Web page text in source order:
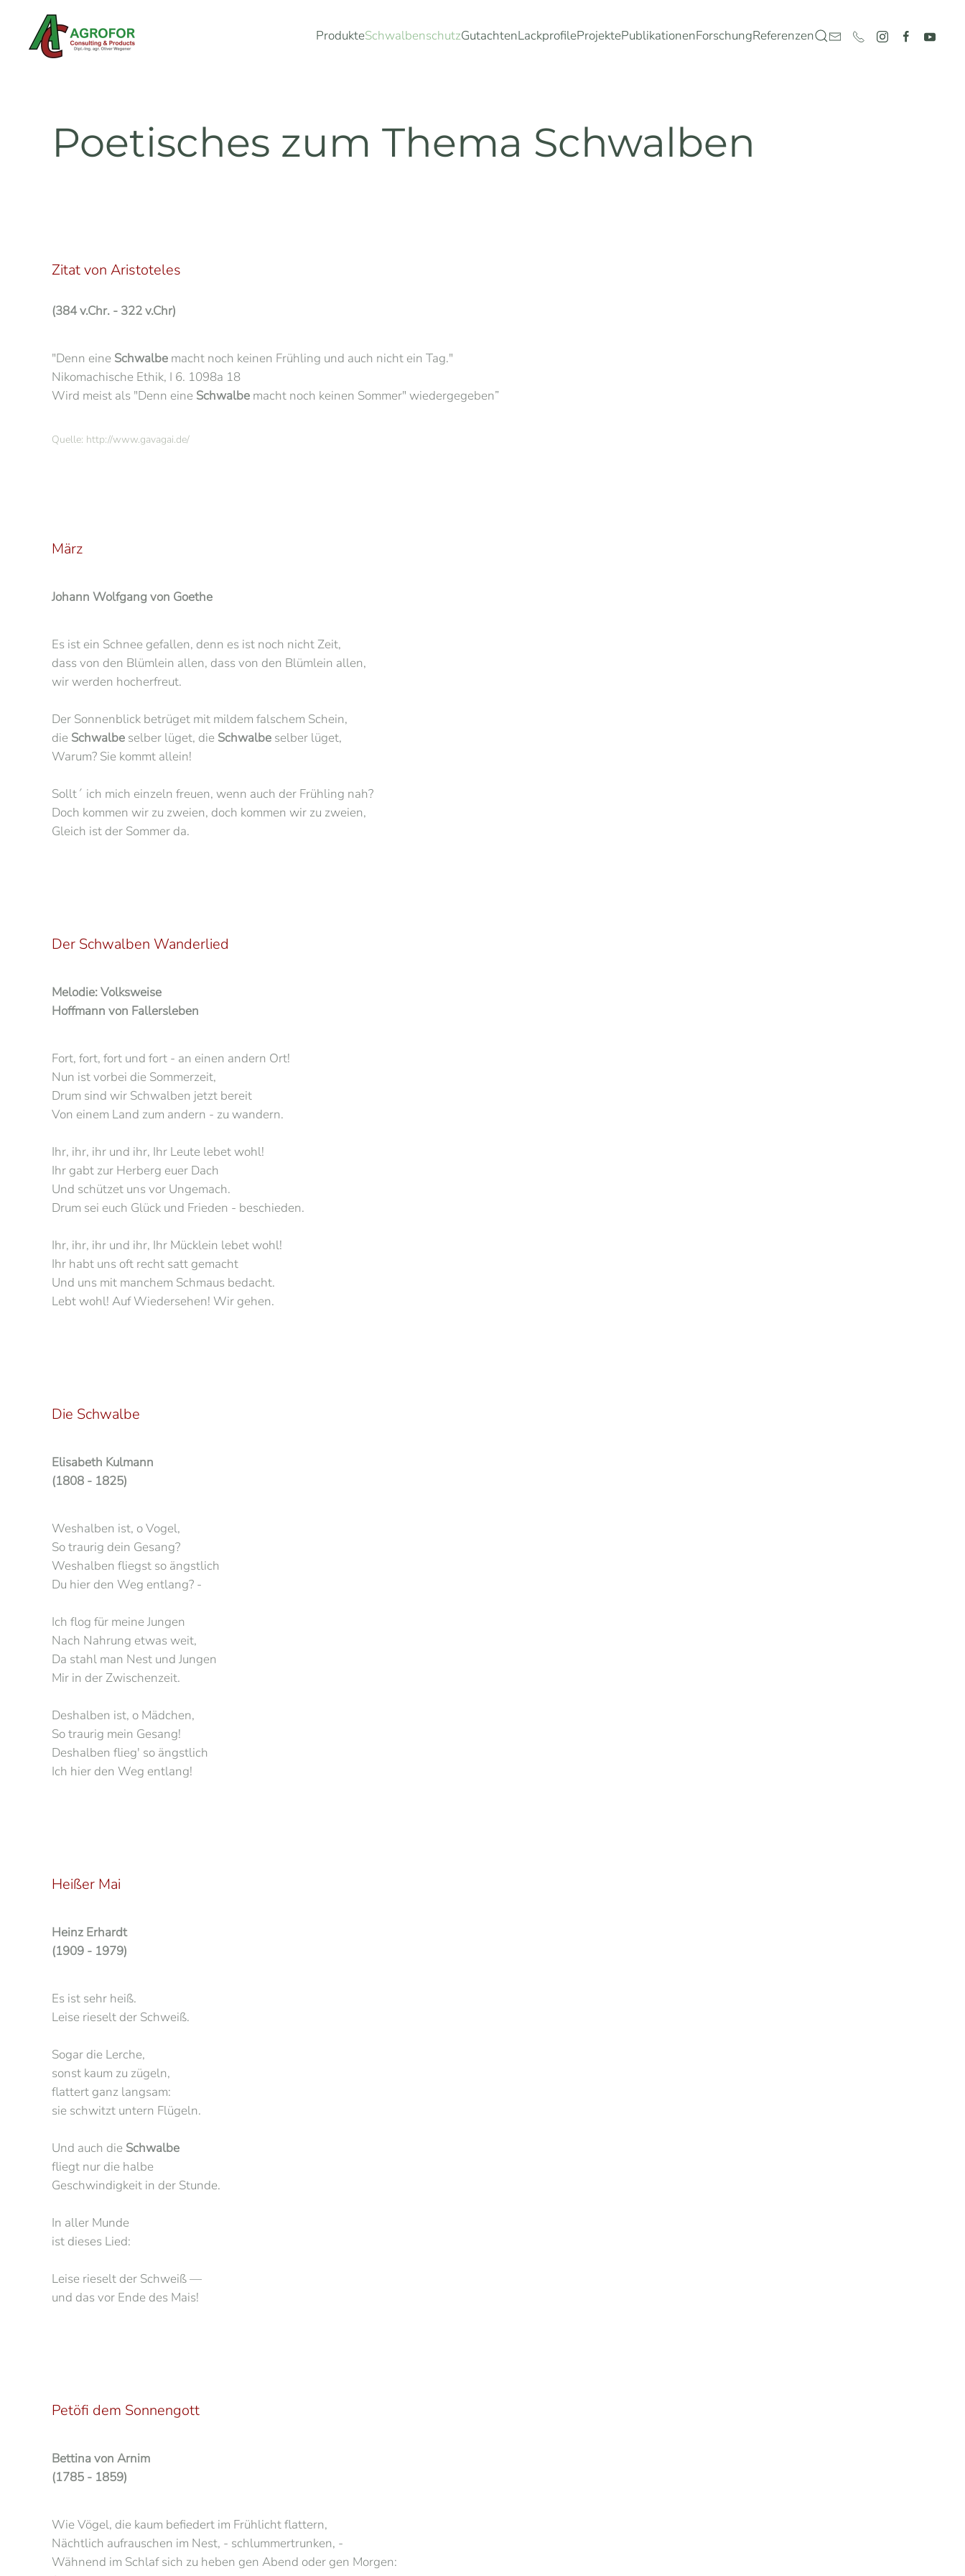
Skip to main content ProdukteSchwalbenschutzGutachtenLackprofileProjektePublikationenForschungReferenzen
Poetisches zum Thema Schwalben
Zitat von Aristoteles
(384 v.Chr. - 322 v.Chr)
"Denn eine Schwalbe macht noch keinen Frühling und auch nicht ein Tag."
Nikomachische Ethik, I 6. 1098a 18
Wird meist als "Denn eine Schwalbe macht noch keinen Sommer" wiedergegeben”
Quelle: http://www.gavagai.de/
März
Johann Wolfgang von Goethe
Es ist ein Schnee gefallen, denn es ist noch nicht Zeit,
dass von den Blümlein allen, dass von den Blümlein allen,
wir werden hocherfreut.
Der Sonnenblick betrüget mit mildem falschem Schein,
die Schwalbe selber lüget, die Schwalbe selber lüget,
Warum? Sie kommt allein!
Sollt´ ich mich einzeln freuen, wenn auch der Frühling nah?
Doch kommen wir zu zweien, doch kommen wir zu zweien,
Gleich ist der Sommer da.
Der Schwalben Wanderlied
Melodie: Volksweise
Hoffmann von Fallersleben
Fort, fort, fort und fort - an einen andern Ort!
Nun ist vorbei die Sommerzeit,
Drum sind wir Schwalben jetzt bereit
Von einem Land zum andern - zu wandern.
Ihr, ihr, ihr und ihr, Ihr Leute lebet wohl!
Ihr gabt zur Herberg euer Dach
Und schützet uns vor Ungemach.
Drum sei euch Glück und Frieden - beschieden.
Ihr, ihr, ihr und ihr, Ihr Mücklein lebet wohl!
Ihr habt uns oft recht satt gemacht
Und uns mit manchem Schmaus bedacht.
Lebt wohl! Auf Wiedersehen! Wir gehen.
Die Schwalbe
Elisabeth Kulmann
(1808 - 1825)
Weshalben ist, o Vogel,
So traurig dein Gesang?
Weshalben fliegst so ängstlich
Du hier den Weg entlang? -
Ich flog für meine Jungen
Nach Nahrung etwas weit,
Da stahl man Nest und Jungen
Mir in der Zwischenzeit.
Deshalben ist, o Mädchen,
So traurig mein Gesang!
Deshalben flieg' so ängstlich
Ich hier den Weg entlang!
Heißer Mai
Heinz Erhardt
(1909 - 1979)
Es ist sehr heiß.
Leise rieselt der Schweiß.
Sogar die Lerche,
sonst kaum zu zügeln,
flattert ganz langsam:
sie schwitzt untern Flügeln.
Und auch die Schwalbe
fliegt nur die halbe
Geschwindigkeit in der Stunde.
In aller Munde
ist dieses Lied:
Leise rieselt der Schweiß —
und das vor Ende des Mais!
Petöfi dem Sonnengott
Bettina von Arnim
(1785 - 1859)
Wie Vögel, die kaum befiedert im Frühlicht flattern,
Nächtlich aufrauschen im Nest, - schlummertrunken, -
Wähnend im Schlaf sich zu heben gen Abend oder gen Morgen: